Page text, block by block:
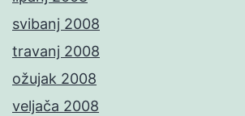
svibanj 2008
travanj 2008
ožujak 2008
veljača 2008